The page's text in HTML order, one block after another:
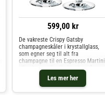
599,00 kr
Les mer her
De vakreste Crispy Gatsby
champagneskåler i krystallglass,
som egner seg til alt fra
champagne til en Espresso Martini
eller som et festlig innslag på
frokostbordet.